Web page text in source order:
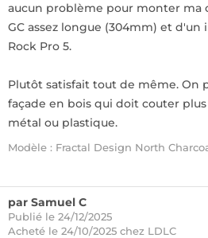
aucun problème pour monter ma
GC assez longue (304mm) et
Rock Pro 5.
Plutôt satisfait tout de même. On
façade en bois qui doit couter
métal ou plastique.
Modèle : Fractal Design North
par Samuel C
Publié le 24/12/2025
Acheté le 24/10/2025 chez LDLC